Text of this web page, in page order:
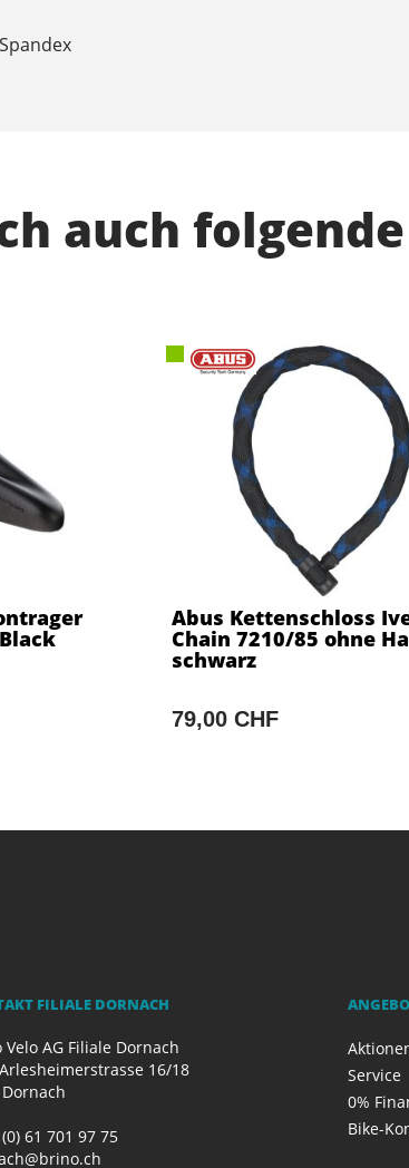
auch
Abus Kettenschloss
Chain 7210/85 ohne
schwarz
79,00 CHF
FILIALE DORNACH
Velo AG Filiale Dornach
16/18
61 701 97 75
Service
0%
Bike-